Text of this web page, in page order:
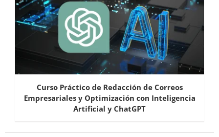
Curso Práctico de Redacción de Correos
Empresariales y Optimización con Inteligencia
Artificial y ChatGPT